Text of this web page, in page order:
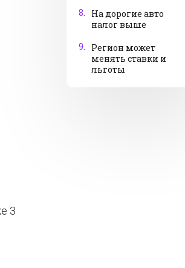
8.
На дорогие авто
налог выше
9.
Регион может
менять ставки и
льготы
3